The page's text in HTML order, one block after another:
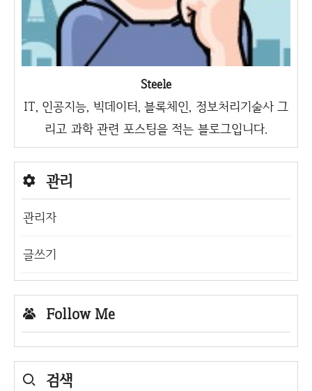
Steele
IT, 인공지능, 빅데이터, 블록체인, 정보처리기술사 그
리고 과학 관련 포스팅을 적는 블로그입니다.
관리
관리자
글쓰기
Follow Me
검색